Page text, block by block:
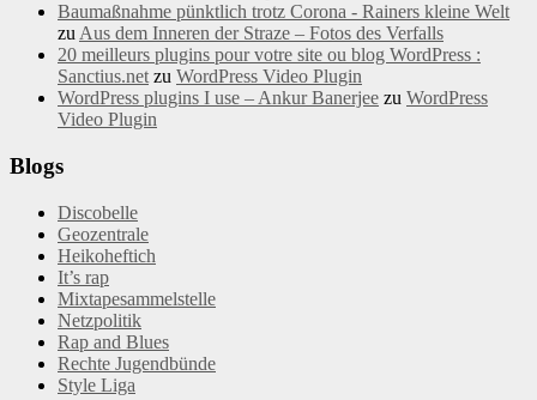
Baumaßnahme pünktlich trotz Corona - Rainers kleine Welt
zu Aus dem Inneren der Straze – Fotos des Verfalls
20 meilleurs plugins pour votre site ou blog WordPress :
Sanctius.net zu WordPress Video Plugin
WordPress plugins I use – Ankur Banerjee zu WordPress
Video Plugin
Blogs
Discobelle
Geozentrale
Heikoheftich
It’s rap
Mixtapesammelstelle
Netzpolitik
Rap and Blues
Rechte Jugendbünde
Style Liga